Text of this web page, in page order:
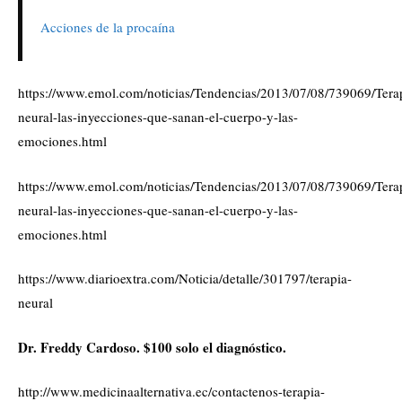
Acciones de la procaína
https://www.emol.com/noticias/Tendencias/2013/07/08/739069/
neural-las-inyecciones-que-sanan-el-cuerpo-y-las-
emociones.html
https://www.emol.com/noticias/Tendencias/2013/07/08/739069/
neural-las-inyecciones-que-sanan-el-cuerpo-y-las-
emociones.html
https://www.diarioextra.com/Noticia/detalle/301797/terapia-
neural
Dr. Freddy Cardoso. $100 solo el diagnóstico.
http://www.medicinaalternativa.ec/contactenos-terapia-